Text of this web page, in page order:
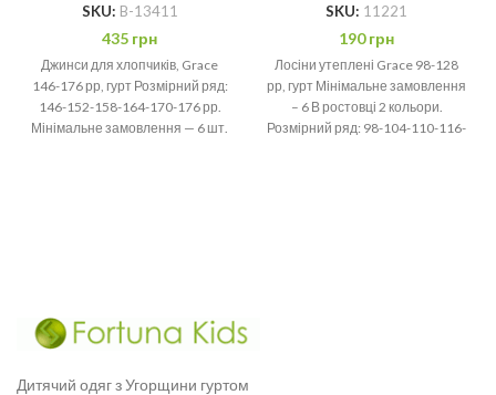
SKU: B-13411
435 грн
Джинси для хлопчиків, Grace
146-176 рр, гурт Розмірний ряд:
146-152-158-164-170-176 рр.
Мінімальне замовлення — 6 шт.
SKU: 11221
190грн
Лосіни утеплені Grace 98-128
рр, гурт Мінімальне замовлення
– 6 В ростовці 2 кольори.
Розмірний ряд: 98-104-110-116-
Дитячий одяг з Угорщини гуртом